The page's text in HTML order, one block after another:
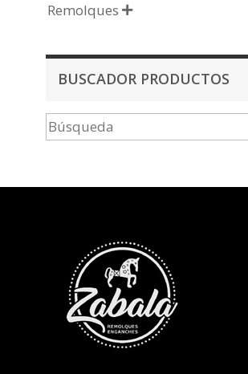
Remolques 
BUSCADOR PRODUCTOS